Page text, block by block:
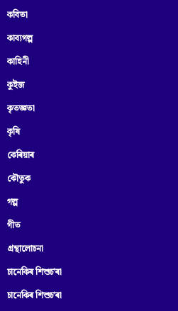
কবিতা
কাব্যগল্প
কাহিনী
কুইজ
কৃতজ্ঞতা
কৃষি
কেৰিয়াৰ
কৌতুক
গল্প
গীত
গ্ৰন্থালোচনা
চানেকিৰ শিশুচ'ৰা
চানেকিৰ শিশুচ’ৰা